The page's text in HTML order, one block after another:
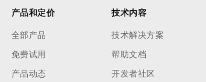
产品和定价
全部产品
免费试用
产品动态
技术内容
技术解决方案
帮助文档
开发者社区